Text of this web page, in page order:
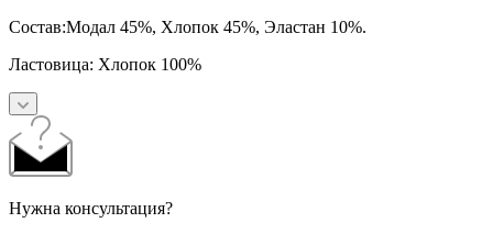
Состав:Модал 45%, Хлопок 45%, Эластан 10%.
Ластовица: Хлопок 100%
Нужна консультация?